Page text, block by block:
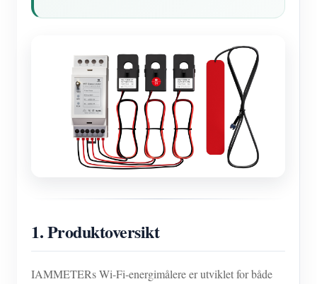
1. Produktoversikt
IAMMETERs Wi-Fi-energimålere er utviklet for både